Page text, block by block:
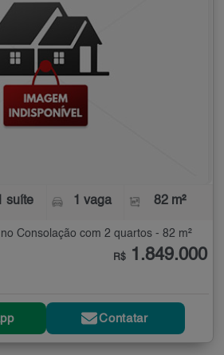
suíte 1 vaga 82 m²
Consolação com 2 quartos - 82 m²
R$ 1.849.000
Contatar